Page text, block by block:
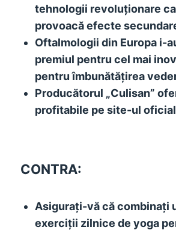
tehnologii revoluționare
provoacă efecte
Oftalmologii din Europa i-
premiul pentru cel mai
pentru îmbunătățirea
Producătorul „Culisan”
profitabile pe site-ul
CONTRA:
Asigurați-vă că combinați
exerciții zilnice de yoga